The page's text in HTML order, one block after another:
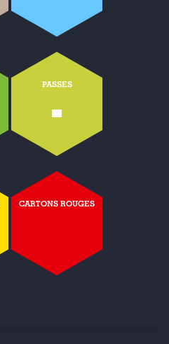
PASSES
-
CARTONS ROUGES